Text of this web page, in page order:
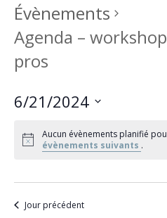
Évènements
Agenda –
pros
6/21/2024
une
Aucun évènements planifié
évènements suivants .
Jour précédent